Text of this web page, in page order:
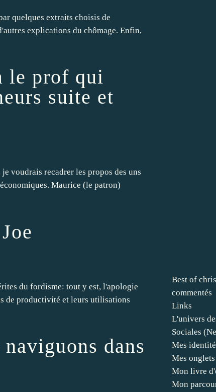
quelques extraits choisis de
explications du chômage. Enfin,
le prof qui
suite et
voudrais recadrer les propos des uns
Maurice (le patron)
du fordisme: tout y est, l'apologie
de productivité et leurs utilisations
dans
Best of
commentés
Links
L'univers
Sociales
Mes
Mes
Mon livre
Mon